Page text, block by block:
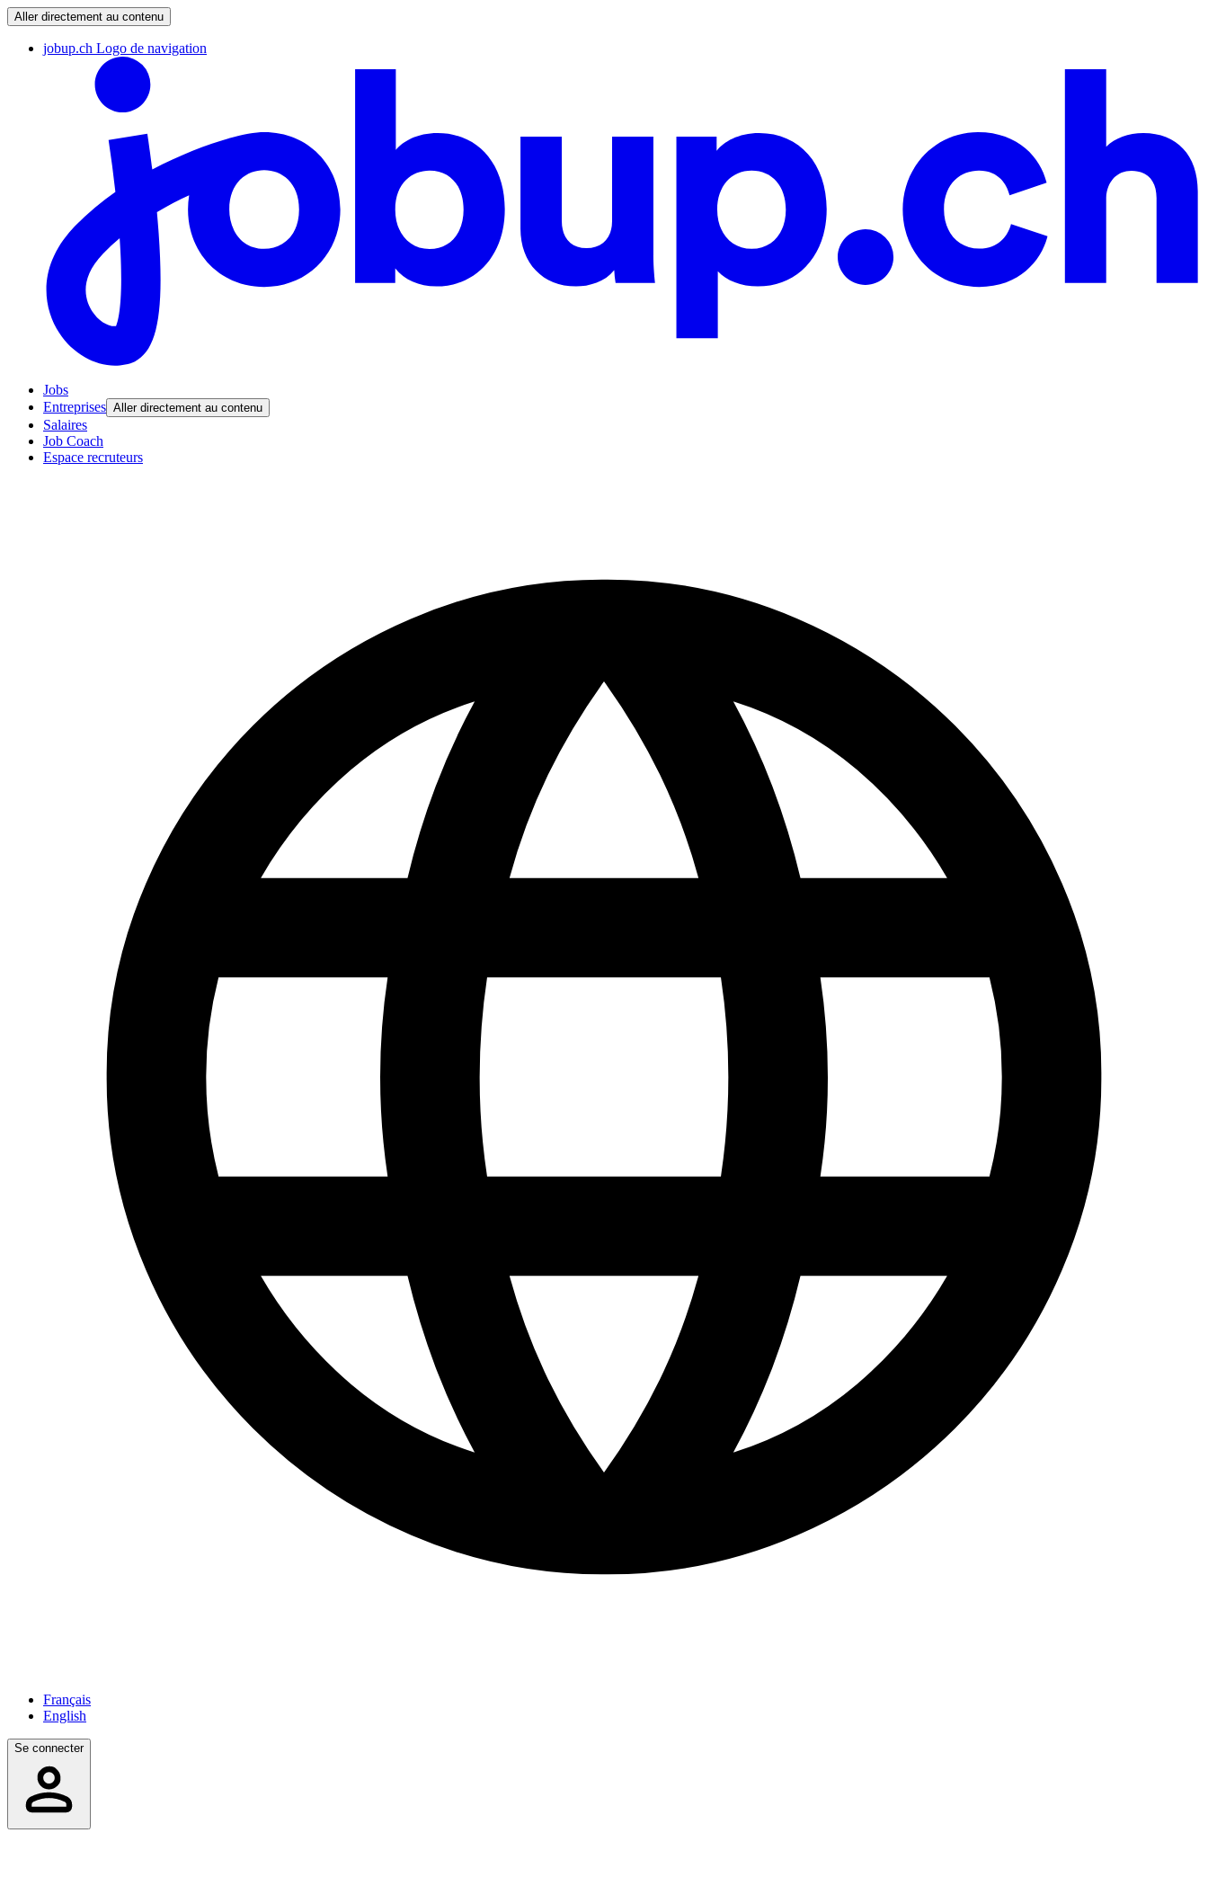
Aller directement au contenu
jobup.ch Logo de navigation
Jobs
Entreprises Aller directement au contenu
Salaires
Job Coach
Espace recruteurs
Français
English
Se connecter